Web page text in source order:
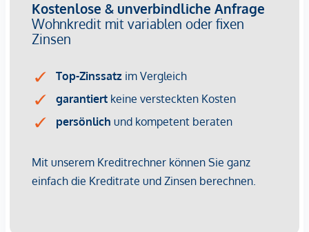
einem geprägten und zugleichsehr gut angebundenen
Umfeld, das bei Mietinteressenten erfahrungsgemäß stark
anschließende Nutzung – wahlweise zur Eigennutzung oder
als Kapitalanlage mit der Möglichkeit, durch Modernisierung
und Neuvermietung nachhaltig Ertrag und Substanz zu
SCHNEEWEIS Liegenschaftsbewertung und
Immobilienvermittlung | BERATUNG | BEWERTUNG |